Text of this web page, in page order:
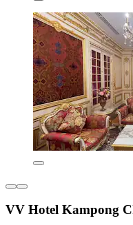
VV Hotel Kampong